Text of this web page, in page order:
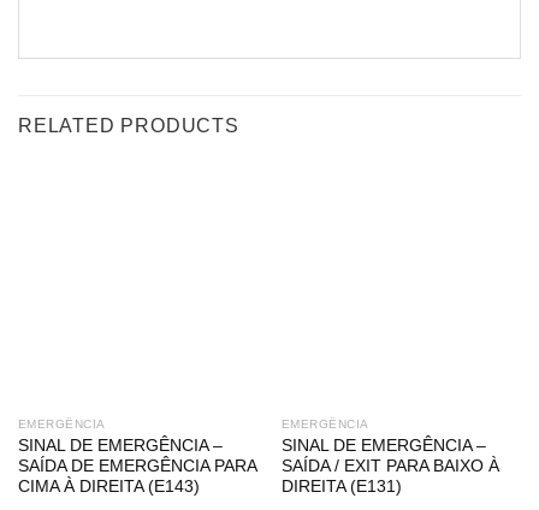
RELATED PRODUCTS
EMERGÊNCIA
SINAL DE EMERGÊNCIA –
SAÍDA DE EMERGÊNCIA PARA
CIMA À DIREITA (E143)
EMERGÊNCIA
SINAL DE EMERGÊNCIA –
SAÍDA / EXIT PARA BAIXO À
DIREITA (E131)